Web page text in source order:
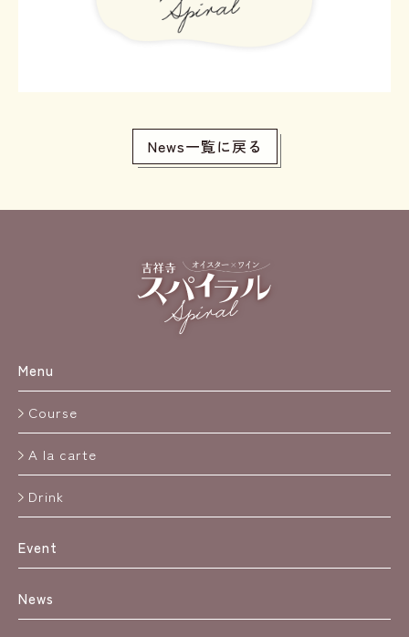
News一覧に戻る
Menu
Course
A la carte
Drink
Event
News